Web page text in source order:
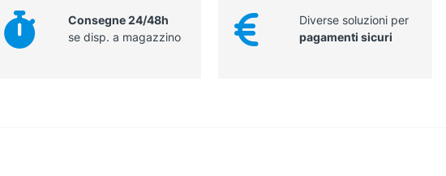
Consegne 24/48h
se disp. a magazzino
Diverse soluzioni per
pagamenti sicuri